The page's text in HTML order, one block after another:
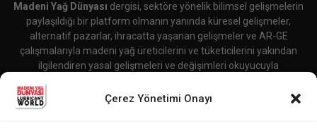
Çerez Yönetimi Onayı
Madeni Yağ Dünyası dergisi, sektöre yönelik bilimsel gelişmelerin
paylaşıldığı bir platform olmanın yanında küresel gelişmeler,
alternatif pazarlar, ihracatta yaşanan gelişmeler ve AR-GE
çalışmalarıyla madeni yağ üreticilerini ve tüketicilerini yakından
ilgilendiren yasal gelişmeleri ve değişimleri okuyucuyla
İletişime Geçin:editor@lubricantworld.com